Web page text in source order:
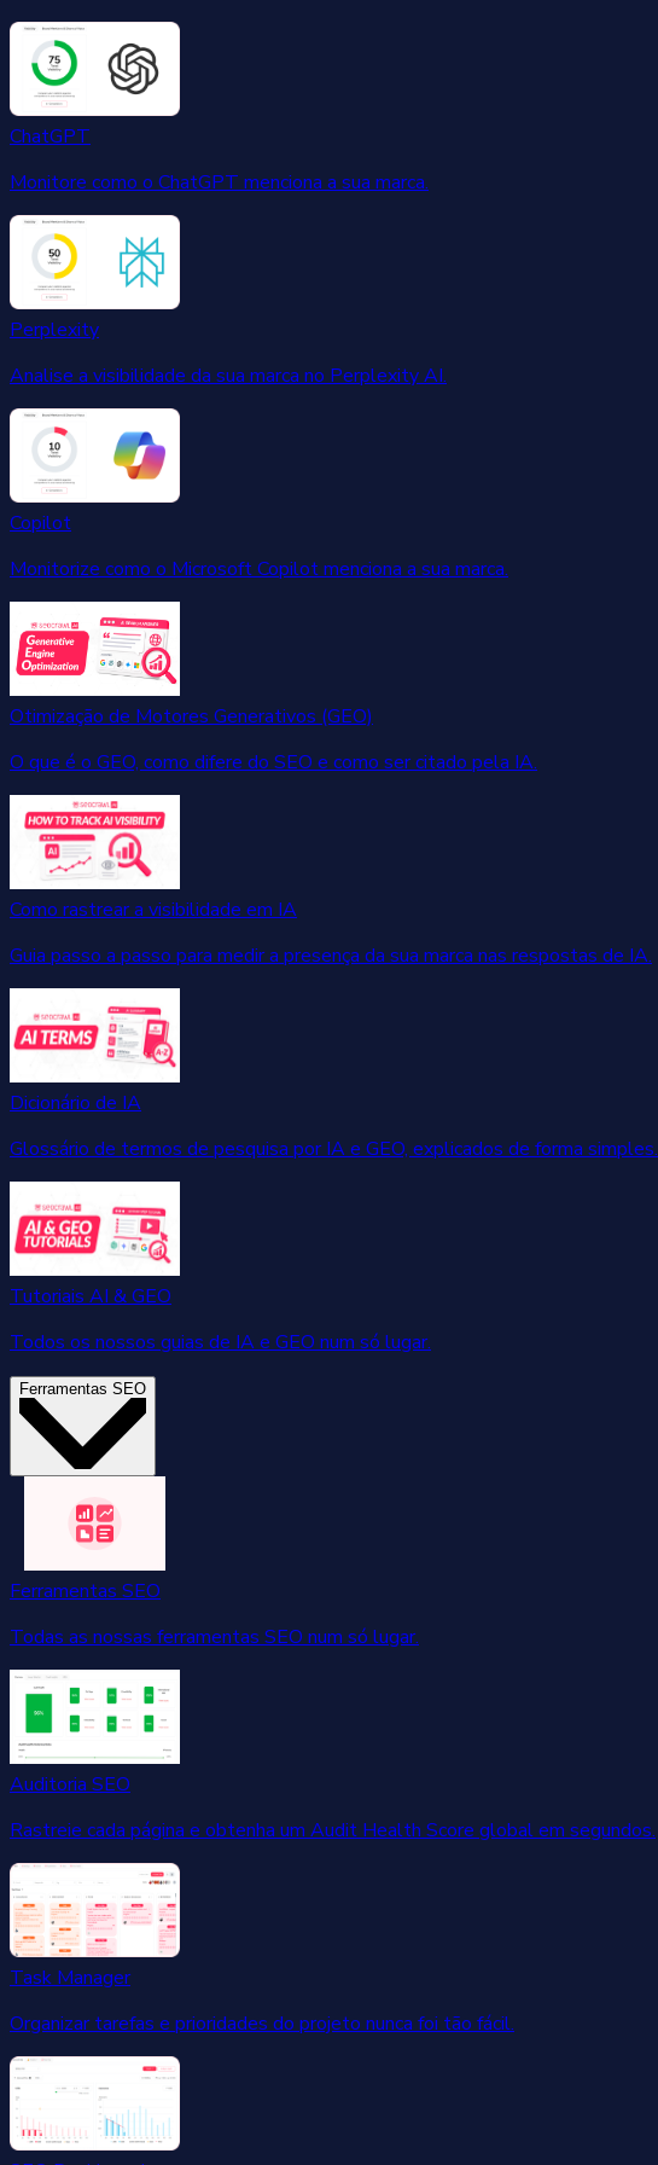
ChatGPT
Monitore como o ChatGPT menciona a sua marca.
Perplexity
Analise a visibilidade da sua marca no Perplexity AI.
Copilot
Monitorize como o Microsoft Copilot menciona a sua marca.
Otimização de Motores Generativos (GEO)
O que é o GEO, como difere do SEO e como ser citado pela IA.
Como rastrear a visibilidade em IA
Guia passo a passo para medir a presença da sua marca nas respostas de IA.
Dicionário de IA
Glossário de termos de pesquisa por IA e GEO, explicados de forma simples.
Tutoriais AI & GEO
Todos os nossos guias de IA e GEO num só lugar.
Ferramentas SEO
Ferramentas SEO
Todas as nossas ferramentas SEO num só lugar.
Auditoria SEO
Rastreie cada página e obtenha um Audit Health Score global em segundos.
Task Manager
Organizar tarefas e prioridades do projeto nunca foi tão fácil.